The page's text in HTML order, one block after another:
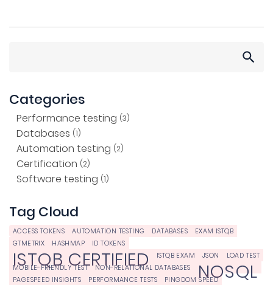
Categories
Performance testing (3)
Databases (1)
Automation testing (2)
Certification (2)
Software testing (1)
Tag Cloud
ACCESS TOKENS AUTOMATION TESTING DATABASES
EXAM ISTQB
GTMETRIX
HASHMAP ID TOKENS
ISTQB CERTIFIED ISTQB EXAM JSON
LOAD TEST
MOBILE-FRIENDLY TEST
NON-RELATIONAL DATABASES NOSQL
PAGESPEED INSIGHTS PERFORMANCE TESTS
PINGDOM SPEED